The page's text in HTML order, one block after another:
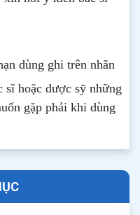
dùng ghi trên nhãn
sĩ hoặc dược sỹ những
gặp phải khi dùng